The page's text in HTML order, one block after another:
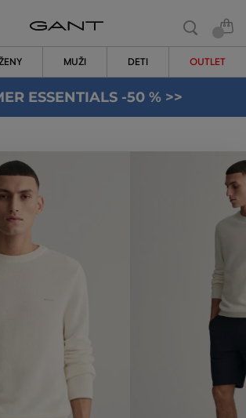
MUŽI DETI OUTLET
ESSENTIALS -50 % >>